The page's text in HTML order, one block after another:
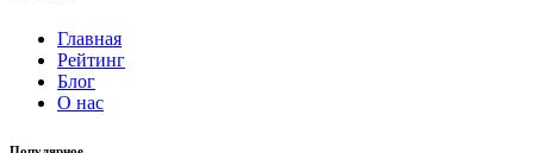
Главная
Рейтинг
Блог
О нас